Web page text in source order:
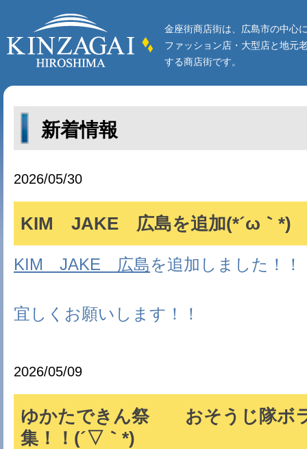
金座街商店街は、広島市の中心
ファッション店・大型店と地元
する商店街です。
新着情報
2026/05/30
KIM JAKE 広島を追加(*´ω｀*)
KIM JAKE 広島を追加しました！！
宜しくお願いします！！
2026/05/09
ゆかたできん祭 おそうじ隊ボ
集！！(´▽｀*)